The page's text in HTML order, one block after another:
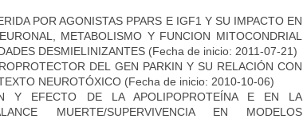
POR AGONISTAS PPARS E IGF1 Y SU IMPACTO EN
METABOLISMO Y FUNCION MITOCONDRIAL
DESMIELINIZANTES (Fecha de inicio: 2011-07-21)
DEL GEN PARKIN Y SU RELACIÓN CON
NEUROTÓXICO (Fecha de inicio: 2010-10-06)
Y EFECTO DE LA APOLIPOPROTEÍNA E EN LA
MUERTE/SUPERVIVENCIA EN MODELOS